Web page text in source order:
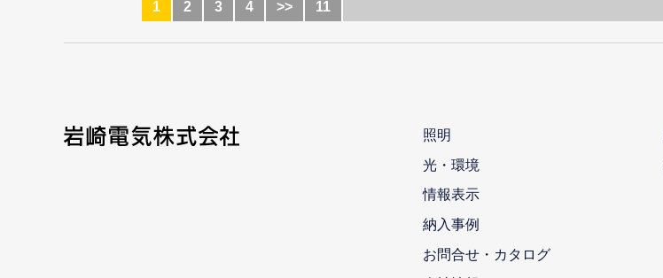
1 2 3 4 >> 11
照明
光・環境
情報表示
納入事例
お問合せ・カタログ